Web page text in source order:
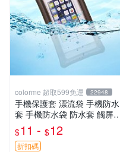
colorme 超取599免運 22948
手機保護套 漂流袋 手機防水
套 手機防水袋 防水套 觸屏
防水包包 【Q172】Color_m
e
$11 - $12
折扣碼